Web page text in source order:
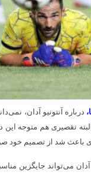
درباره آنتونیو آدان،
تقصیری هم متوجه این
باعث شد از تصمیم خود
آدان می‌تواند جایگزین